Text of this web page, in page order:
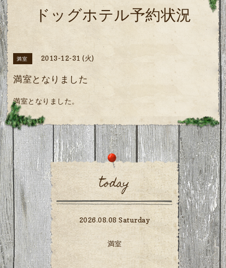
ドッグホテル予約状況
満室 2013-12-31 (火)
満室となりました
満室となりました。
today
2026.08.08 Saturday
満室